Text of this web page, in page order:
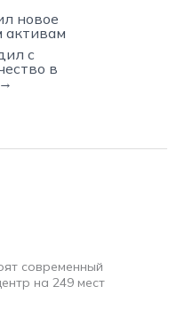
новое
активам
с
в
современный
на 249 мест